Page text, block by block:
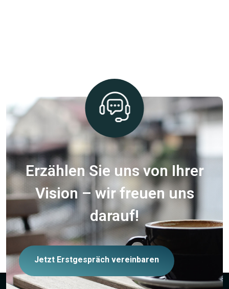
Erzählen Sie uns von Ihrer
Vision – wir freuen uns
darauf!
Jetzt Erstgespräch vereinbaren